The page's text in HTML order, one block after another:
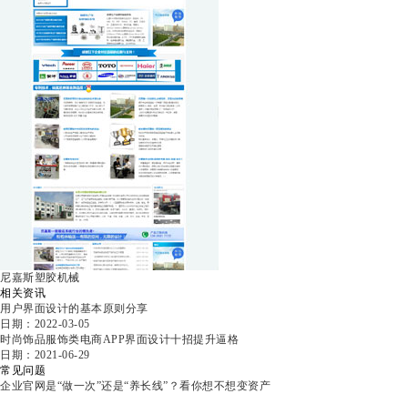
尼嘉斯塑胶机械
相关资讯
用户界面设计的基本原则分享
日期：2022-03-05
时尚饰品服饰类电商APP界面设计十招提升逼格
日期：2021-06-29
常见问题
企业官网是“做一次”还是“养长线”？看你想不想变资产